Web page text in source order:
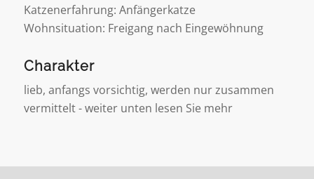
Katzenerfahrung: Anfängerkatze
Wohnsituation: Freigang nach Eingewöhnung
Charakter
lieb, anfangs vorsichtig, werden nur zusammen
vermittelt - weiter unten lesen Sie mehr